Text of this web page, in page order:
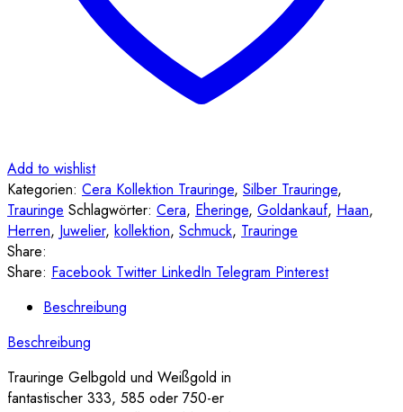
Add to wishlist
Kategorien: Cera Kollektion Trauringe, Silber Trauringe,
Trauringe Schlagwörter: Cera, Eheringe, Goldankauf, Haan,
Herren, Juwelier, kollektion, Schmuck, Trauringe
Share:
Share: Facebook Twitter LinkedIn Telegram Pinterest
Beschreibung
Beschreibung
Trauringe Gelbgold und Weißgold in
fantastischer 333, 585 oder 750-er